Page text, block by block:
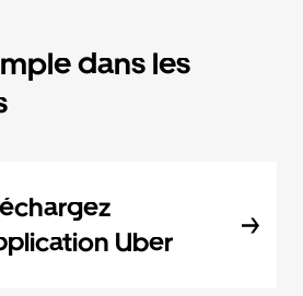
dans les
Uber